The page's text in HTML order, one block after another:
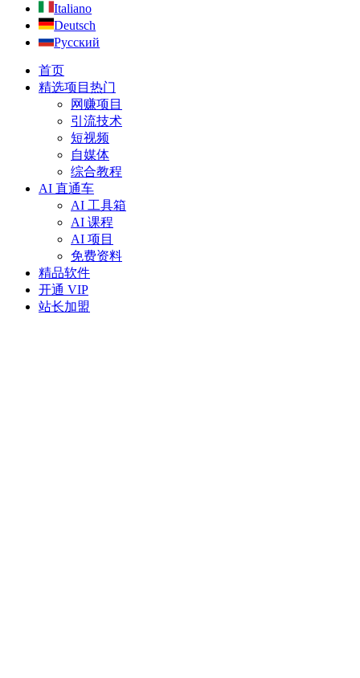
Italiano
Deutsch
Русский
首页
精选项目 热门
网赚项目
引流技术
短视频
自媒体
综合教程
AI 直通车
AI 工具箱
AI 课程
AI 项目
免费资料
精品软件
开通 VIP
站长加盟